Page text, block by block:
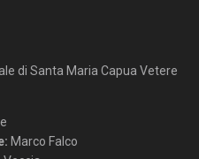
di Santa Maria Capua Vetere
Marco Falco